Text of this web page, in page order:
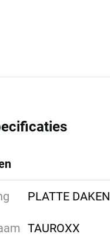
PLATTE DAKEN
TAUROXX